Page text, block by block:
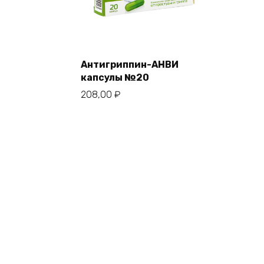
Антигриппин-АНВИ
капсулы №20
208,00 ₽